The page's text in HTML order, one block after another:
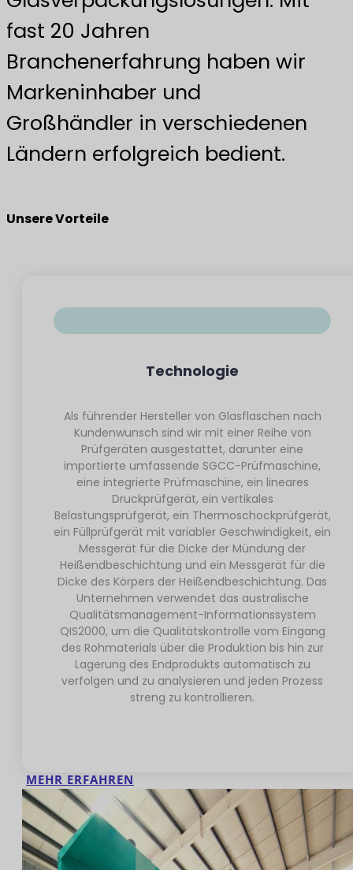
fast 20 Jahren
Branchenerfahrung haben wir
Markeninhaber und
Großhändler in verschiedenen
Ländern erfolgreich bedient.
Unsere Vorteile
Technologie
Als führender Hersteller von Glasflaschen nach
Kundenwunsch sind wir mit einer Reihe von
Prüfgeräten ausgestattet, darunter eine
importierte umfassende SGCC-Prüfmaschine,
eine integrierte Prüfmaschine, ein lineares
Druckprüfgerät, ein vertikales
Belastungsprüfgerät, ein Thermoschockprüfgerät,
ein Füllprüfgerät mit variabler Geschwindigkeit, ein
Messgerät für die Dicke der Mündung der
Heißendbeschichtung und ein Messgerät für die
Dicke des Körpers der Heißendbeschichtung. Das
Unternehmen verwendet das australische
Qualitätsmanagement-Informationssystem
QIS2000, um die Qualitätskontrolle vom Eingang
des Rohmaterials über die Produktion bis hin zur
Lagerung des Endprodukts automatisch zu
verfolgen und zu analysieren und jeden Prozess
streng zu kontrollieren.
MEHR ERFAHREN